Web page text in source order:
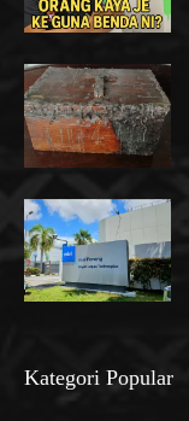
Kategori Popular